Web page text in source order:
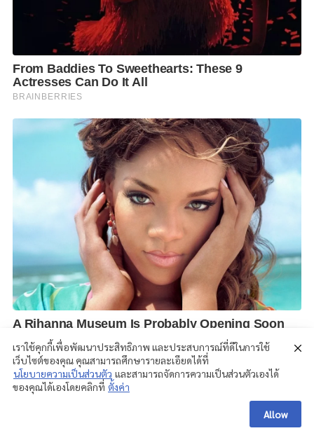
เราใช้คุกกี้เพื่อพัฒนาประสิทธิภาพ และประสบการณ์ที่ดีในการใช้
เว็บไซต์ของคุณ คุณสามารถศึกษารายละเอียดได้ที่
นโยบายความเป็นส่วนตัว และสามารถจัดการความเป็นส่วนตัวเองได้
ของคุณได้เองโดยคลิกที่ ตั้งค่า
Allow